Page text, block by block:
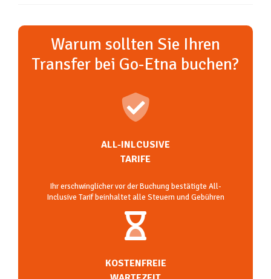
Warum sollten Sie Ihren
Transfer bei Go-Etna buchen?
ALL-INLCUSIVE
TARIFE
Ihr erschwinglicher vor der Buchung bestätigte All-
Inclusive Tarif beinhaltet alle Steuern und Gebühren
KOSTENFREIE